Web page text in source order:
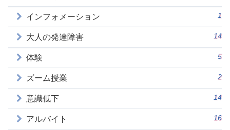
インフォメーション 1
大人の発達障害 14
体験 5
ズーム授業 2
意識低下 14
アルバイト 16